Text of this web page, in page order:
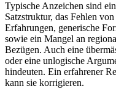
Typische Anzeichen sind
Satzstruktur, das Fehlen
Erfahrungen, generische
sowie ein Mangel an
Bezügen. Auch eine
oder eine unlogische
hindeuten. Ein erfahrener
kann sie korrigieren.